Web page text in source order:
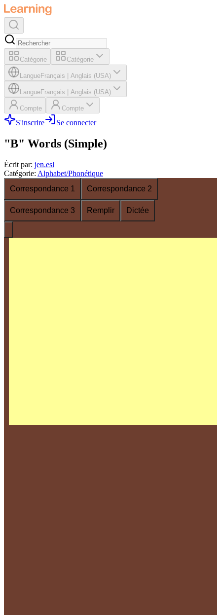
Catégorie Catégorie
LangueFrançais Anglais (USA)
LangueFrançais Anglais (USA)
Compte Compte
S'inscrire Se connecter
"B" Words (Simple)
Écrit par: jen.esl
Catégorie: Alphabet/Phonétique
Correspondance 1
Correspondance 2
Correspondance 3 Remplir Dictée